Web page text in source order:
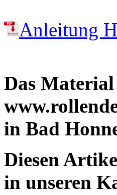
Anleitung
Das
in Bad
Diesen
in unseren